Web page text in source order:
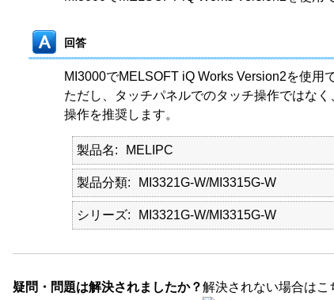
回答
MI3000でMELSOFT iQ Works Version2を使用
ただし、タッチパネルでのタッチ操作ではな
操作を推奨します。
製品名 MELIPC
製品分類 MI3321G-W/MI3315G-W
シリーズ MI3321G-W/MI3315G-W
疑問・問題は解決されましたか？解決されない場合はこ